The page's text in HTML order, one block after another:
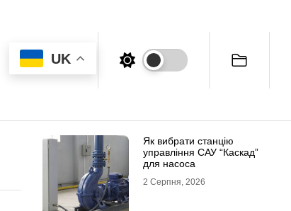
UK
Як вибрати станцію
управління САУ “Каскад”
для насоса
2 Серпня, 2026